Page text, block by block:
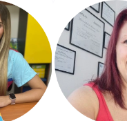
en sus cinco